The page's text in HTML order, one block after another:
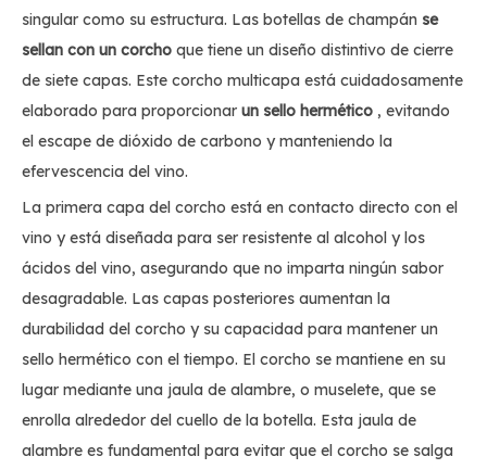
singular como su estructura. Las botellas de champán se
sellan con un corcho que tiene un diseño distintivo de cierre
de siete capas. Este corcho multicapa está cuidadosamente
elaborado para proporcionar un sello hermético , evitando
el escape de dióxido de carbono y manteniendo la
efervescencia del vino.
La primera capa del corcho está en contacto directo con el
vino y está diseñada para ser resistente al alcohol y los
ácidos del vino, asegurando que no imparta ningún sabor
desagradable. Las capas posteriores aumentan la
durabilidad del corcho y su capacidad para mantener un
sello hermético con el tiempo. El corcho se mantiene en su
lugar mediante una jaula de alambre, o muselete, que se
enrolla alrededor del cuello de la botella. Esta jaula de
alambre es fundamental para evitar que el corcho se salga